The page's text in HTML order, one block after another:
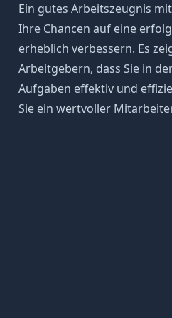
Ein gutes Arbeitszeugnis
Ihre Chancen auf eine
erheblich verbessern. Es
Arbeitgebern, dass Sie in
Aufgaben effektiv und
Sie ein wertvoller